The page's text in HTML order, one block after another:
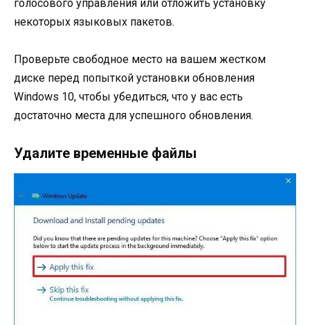
голосового управления или отложить установку
некоторых языковых пакетов.
Проверьте свободное место на вашем жестком
диске перед попыткой установки обновления
Windows 10, чтобы убедиться, что у вас есть
достаточно места для успешного обновления.
Удалите временные файлы